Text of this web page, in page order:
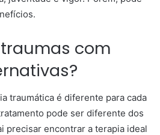
com
traumática é diferente para cada
pode ser diferente dos
precisar encontrar a terapia ideal